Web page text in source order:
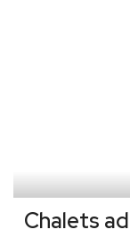
Chalets